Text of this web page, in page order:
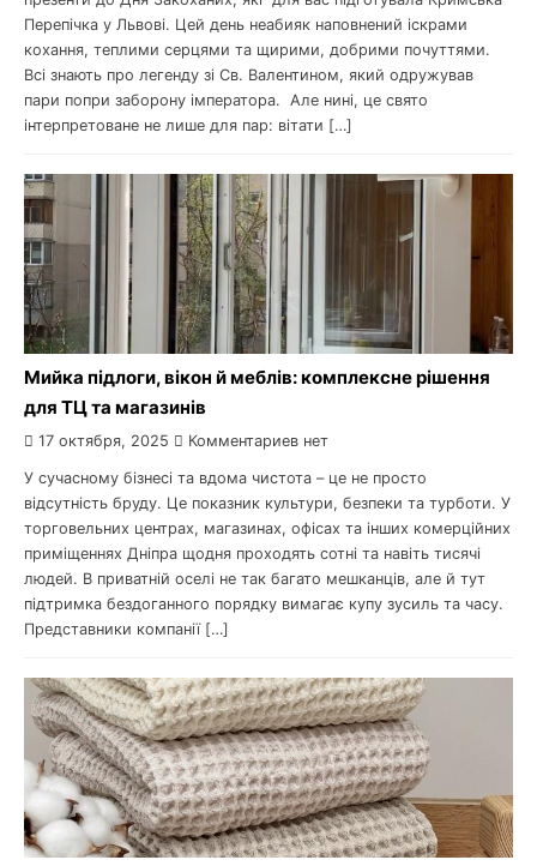
Перепічка у Львові. Цей день неабияк наповнений іскрами
кохання, теплими серцями та щирими, добрими почуттями.
Всі знають про легенду зі Св. Валентином, який одружував
пари попри заборону імператора. Але нині, це свято
інтерпретоване не лише для пар: вітати […]
Мийка підлоги, вікон й меблів: комплексне рішення
для ТЦ та магазинів
17 октября, 2025 Комментариев нет
У сучасному бізнесі та вдома чистота – це не просто
відсутність бруду. Це показник культури, безпеки та турботи. У
торговельних центрах, магазинах, офісах та інших комерційних
приміщеннях Дніпра щодня проходять сотні та навіть тисячі
людей. В приватній оселі не так багато мешканців, але й тут
підтримка бездоганного порядку вимагає купу зусиль та часу.
Представники компанії […]